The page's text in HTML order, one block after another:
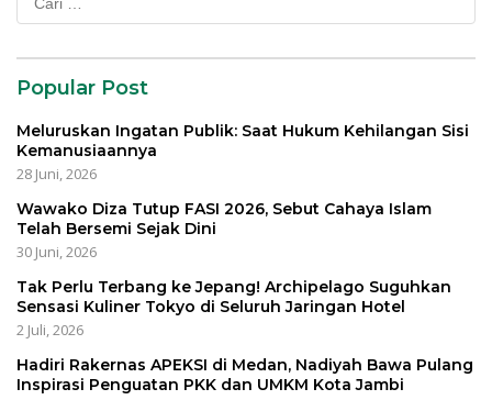
untuk:
Popular Post
Meluruskan Ingatan Publik: Saat Hukum Kehilangan Sisi
Kemanusiaannya
28 Juni, 2026
Wawako Diza Tutup FASI 2026, Sebut Cahaya Islam
Telah Bersemi Sejak Dini
30 Juni, 2026
Tak Perlu Terbang ke Jepang! Archipelago Suguhkan
Sensasi Kuliner Tokyo di Seluruh Jaringan Hotel
2 Juli, 2026
Hadiri Rakernas APEKSI di Medan, Nadiyah Bawa Pulang
Inspirasi Penguatan PKK dan UMKM Kota Jambi